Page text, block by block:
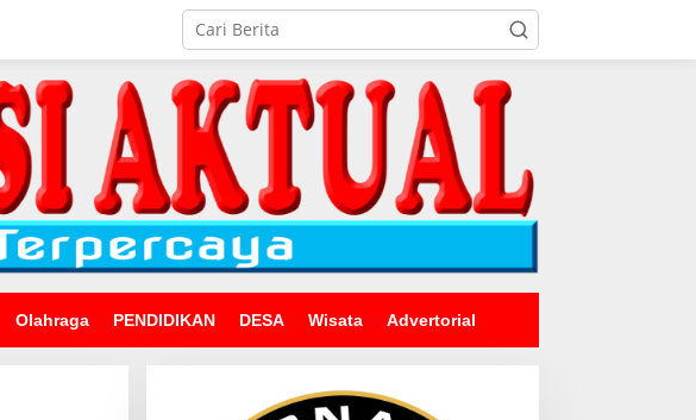
Olahraga PENDIDIKAN DESA Wisata Advertorial